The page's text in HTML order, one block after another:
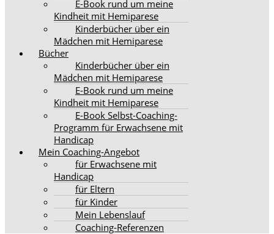
E-Book rund um meine
Kindheit mit Hemiparese
Kinderbücher über ein
Mädchen mit Hemiparese
Bücher
Kinderbücher über ein
Mädchen mit Hemiparese
E-Book rund um meine
Kindheit mit Hemiparese
E-Book Selbst-Coaching-
Programm für Erwachsene mit
Handicap
Mein Coaching-Angebot
für Erwachsene mit
Handicap
für Eltern
für Kinder
Mein Lebenslauf
Coaching-Referenzen